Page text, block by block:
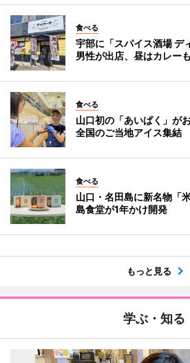
食べる
宇部に「スパイス酒場
男性が出店、昼はカレーも
食べる
山口初の「あいぱく」が
全国のご当地アイス集結
食べる
山口・名田島に新名物「
島食堂が1年かけ開発
もっと見る
学ぶ・知る